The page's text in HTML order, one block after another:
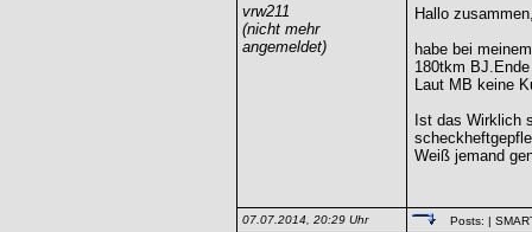
vrw211
(nicht mehr
angemeldet)
Hallo
habe bei
180tkm
Laut MB keine
Ist das Wirklich
Weiß jemand
07.07.2014, 20:29 Uhr Posts: |